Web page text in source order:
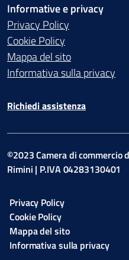
Informative e privacy
Privacy Policy
Cookie Policy
Mappa del sito
Informativa sulla privacy
Richiedi assistenza
©2023 Camera di commercio
Rimini | P.IVA 04283130401
Privacy Policy
Cookie Policy
Mappa del sito
Informativa sulla privacy